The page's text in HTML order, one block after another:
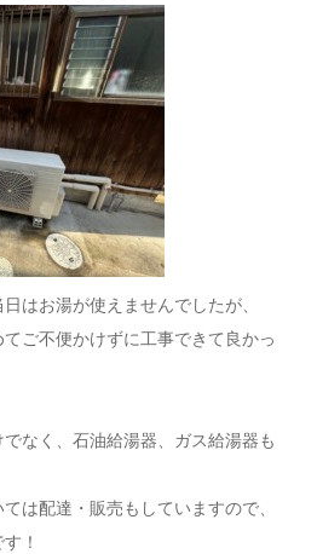
はお湯が使えませんでしたが、
ご不便かけずに工事できて良かっ
なく、石油給湯器、ガス給湯器も
は配達・販売もしていますので、
！